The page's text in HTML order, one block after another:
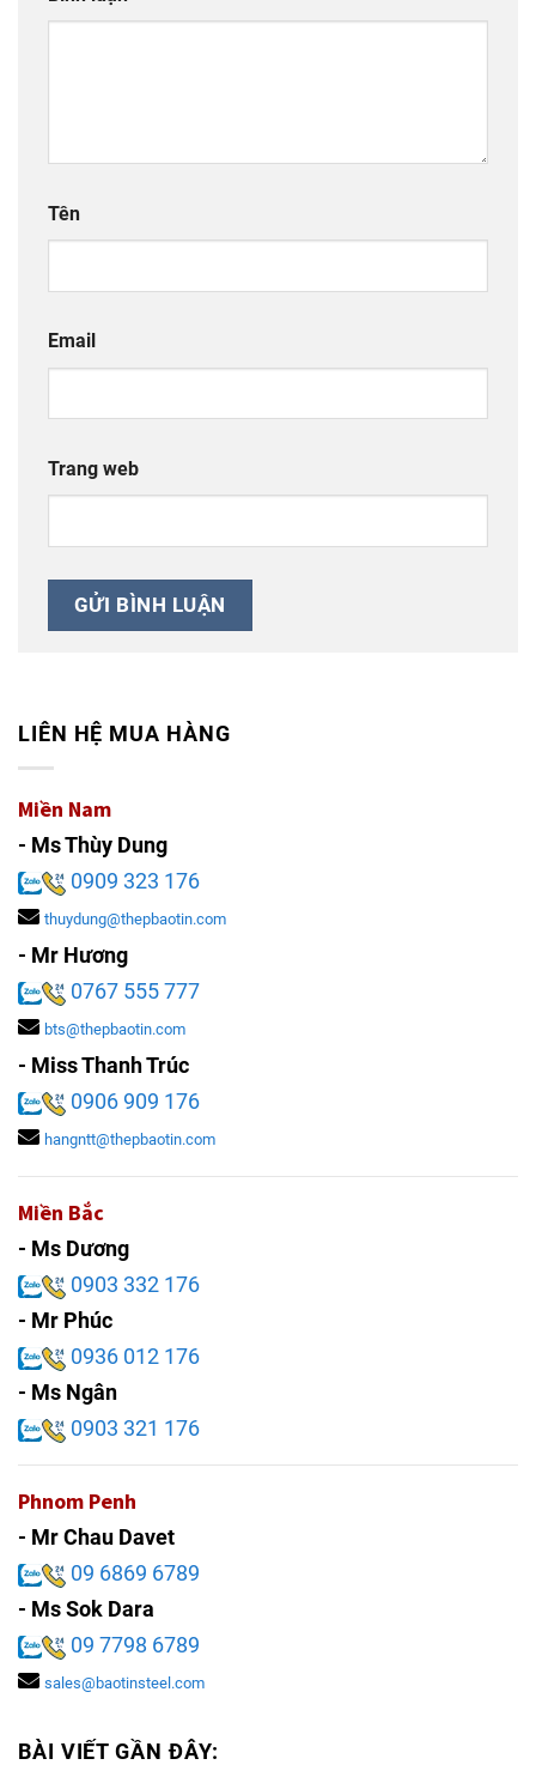
Tên
Email
Trang web
LIÊN HỆ MUA HÀNG
Miền Nam
- Ms Thùy Dung
0909 323 176
thuydung@thepbaotin.com
- Mr Hương
0767 555 777
bts@thepbaotin.com
- Miss Thanh Trúc
0906 909 176
hangntt@thepbaotin.com
Miền Bắc
- Ms Dương
0903 332 176
- Mr Phúc
0936 012 176
- Ms Ngân
0903 321 176
Phnom Penh
- Mr Chau Davet
09 6869 6789
- Ms Sok Dara
09 7798 6789
sales@baotinsteel.com
BÀI VIẾT GẦN ĐÂY: